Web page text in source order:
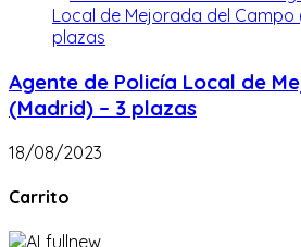
Agente de Policía Local de
(Madrid) – 3 plazas
18/08/2023
Carrito